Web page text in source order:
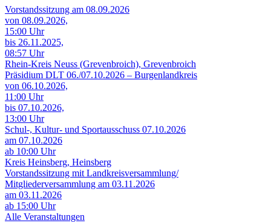
Vorstandssitzung am 08.09.2026
von 08.09.2026,
15:00 Uhr
bis 26.11.2025,
08:57 Uhr
Rhein-Kreis Neuss (Grevenbroich), Grevenbroich
Präsidium DLT 06./07.10.2026 – Burgenlandkreis
von 06.10.2026,
11:00 Uhr
bis 07.10.2026,
13:00 Uhr
Schul-, Kultur- und Sportausschuss 07.10.2026
am 07.10.2026
ab 10:00 Uhr
Kreis Heinsberg, Heinsberg
Vorstandssitzung mit Landkreisversammlung/
Mitgliederversammlung am 03.11.2026
am 03.11.2026
ab 15:00 Uhr
Alle Veranstaltungen